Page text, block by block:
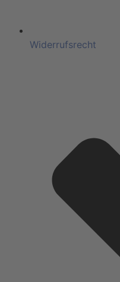
Widerrufsrecht